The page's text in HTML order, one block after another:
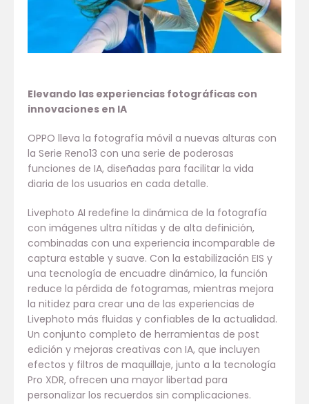
Elevando las experiencias fotográficas con
innovaciones en IA
OPPO lleva la fotografía móvil a nuevas alturas con
la Serie Reno13 con una serie de poderosas
funciones de IA, diseñadas para facilitar la vida
diaria de los usuarios en cada detalle.
Livephoto AI redefine la dinámica de la fotografía
con imágenes ultra nítidas y de alta definición,
combinadas con una experiencia incomparable de
captura estable y suave. Con la estabilización EIS y
una tecnología de encuadre dinámico, la función
reduce la pérdida de fotogramas, mientras mejora
la nitidez para crear una de las experiencias de
Livephoto más fluidas y confiables de la actualidad.
Un conjunto completo de herramientas de post
edición y mejoras creativas con IA, que incluyen
efectos y filtros de maquillaje, junto a la tecnología
Pro XDR, ofrecen una mayor libertad para
personalizar los recuerdos sin complicaciones.